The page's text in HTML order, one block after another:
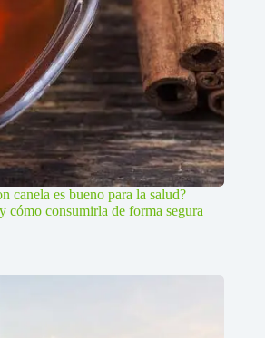
canela es bueno para la salud?
cómo consumirla de forma segura